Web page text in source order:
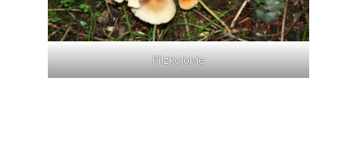
Pilzkolonie